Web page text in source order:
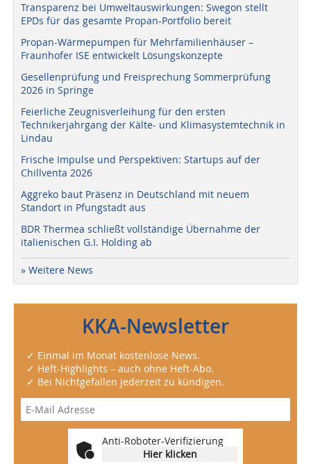
Transparenz bei Umweltauswirkungen: Swegon stellt
EPDs für das gesamte Propan-Portfolio bereit
Propan-Wärmepumpen für Mehrfamilienhäuser –
Fraunhofer ISE entwickelt Lösungskonzepte
Gesellenprüfung und Freisprechung Sommerprüfung
2026 in Springe
Feierliche Zeugnisverleihung für den ersten
Technikerjahrgang der Kälte- und Klimasystemtechnik in
Lindau
Frische Impulse und Perspektiven: Startups auf der
Chillventa 2026
Aggreko baut Präsenz in Deutschland mit neuem
Standort in Pfungstadt aus
BDR Thermea schließt vollständige Übernahme der
italienischen G.I. Holding ab
» Weitere News
KKA-Newsletter
✓ Einmal im Monat kostenlose News.
✓ Heft-Highlights – auch ohne Heft-Abo.
✓ Bei Nichtgefallen jederzeit zu kündigen.
Anti-Roboter-Verifizierung
Hier klicken